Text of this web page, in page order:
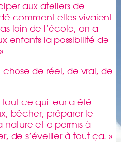
aux ateliers de
comment elles vivaient
loin de l’école, on a
enfants la possibilité de
chose de réel, de vrai, de
tout ce qui leur a été
bêcher, préparer le
nature et a permis à
de s’éveiller à tout ça. »